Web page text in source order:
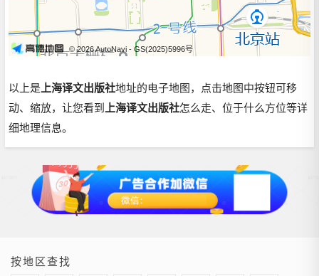
© 2026 AutoNavi - GS(2025)5996号
以上是上海译文出版社地址的电子地图，点击地图中按钮可移
动、缩放，让您看到上海译文出版社怎么走、位于什么方位等详
细地理信息。
按地区查找